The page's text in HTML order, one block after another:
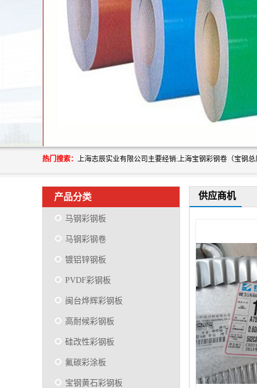
热门搜索：
产品分类
马钢彩钢板
马钢彩钢卷
镀铝锌钢板
PVDF彩钢板
闽台烨辉彩钢板
高耐候彩钢板
硅改性彩钢板
氟碳彩涂板
宝钢黄石彩钢板
供应商机